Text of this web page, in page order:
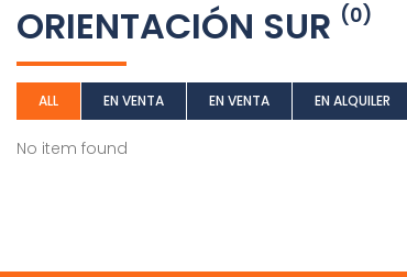
ORIENTACIÓN SUR (0)
ALL EN VENTA EN VENTA EN ALQUILER
No item found